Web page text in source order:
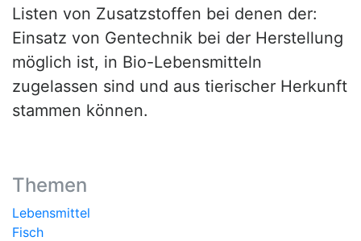
Listen von Zusatzstoffen bei denen der:
Einsatz von Gentechnik bei der Herstellung
möglich ist, in Bio-Lebensmitteln
zugelassen sind und aus tierischer Herkunft
stammen können.
Themen
Lebensmittel
Fisch